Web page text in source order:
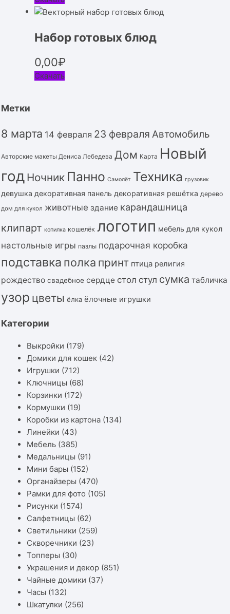
Набор готовых блюд
0,00₽
Скачать
Метки
8 марта 14 февраля 23 февраля Автомобиль
Авторские макеты Дениса Лебедева Дом Карта Новый
год Ночник Панно Самолёт Техника грузовик
девушка декоративная панель декоративная решётка дерево
дом для кукол животные здание карандашница
клипарт копилка кошелёк логотип мебель для кукол
настольные игры пазлы подарочная коробка
подставка полка принт птица религия
рождество свадебное сердце стол стул сумка табличка
узор цветы ёлка ёлочные игрушки
Категории
Выкройки (179)
Домики для кошек (42)
Игрушки (712)
Ключницы (68)
Корзинки (172)
Кормушки (19)
Коробки из картона (134)
Линейки (43)
Мебель (385)
Медальницы (91)
Мини бары (152)
Органайзеры (470)
Рамки для фото (105)
Рисунки (1574)
Салфетницы (62)
Светильники (259)
Скворечники (23)
Топперы (30)
Украшения и декор (851)
Чайные домики (37)
Часы (132)
Шкатулки (256)